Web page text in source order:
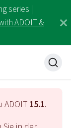
series |
ADOIT &
ADOIT 15.1.